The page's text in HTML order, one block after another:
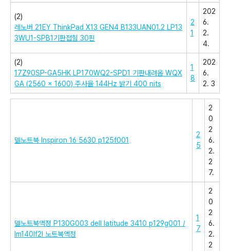
(2)
레노버 21EY ThinkPad X13 GEN4 B133UAN01.2 LP13
3WU1-SPB1기판접힘 30핀
2
1
202
6.
2.
4.
(2)
17Z90SP-GA5HK LP170WQ2-SPD1 기판내려옴 WQX
GA (2560 x 1600) 주사율 144Hz 밝기 400 nits
1
8
202
6.
2. 3
델노트북 Inspiron 16 5630 p125f001
2
5
2
0
2
6.
2.
2
7.
델노트북액정 P130G003 dell latitude 3410 p129g001 /
lm140lf2l 노트북액정
1
7
2
0
2
6.
2.
2